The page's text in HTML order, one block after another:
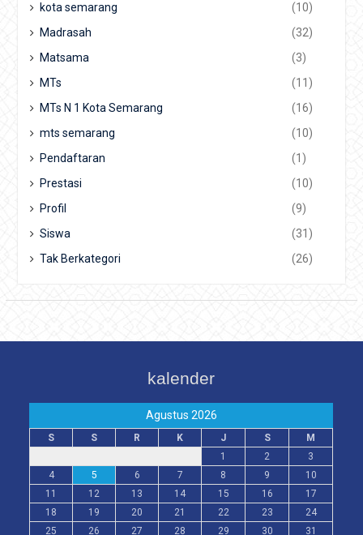
kota semarang
(10)
Madrasah
(32)
Matsama
(3)
MTs
(11)
MTs N 1 Kota Semarang
(16)
mts semarang
(10)
Pendaftaran
(1)
Prestasi
(10)
Profil
(9)
Siswa
(31)
Tak Berkategori
(26)
kalender
Agustus 2026
S S R K J S
M
1
2
3
4
5 6 7 8 9
10
11
12 13 14 15 16
17
18
19 20 21 22 23
24
25
26 27 28 29 30 31